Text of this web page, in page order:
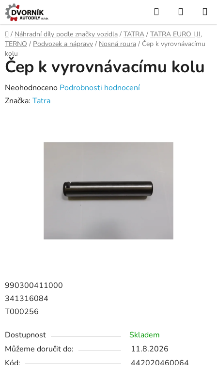
Přejít
na
obsah
Hledat
KOŠÍK
Domů
/ Náhradní díly podle značky vozidla / TATRA / TATRA EURO I,II,
TERNO / Podvozek a nápravy / Nosná roura / Čep k vyrovnávacímu
kolu
990300411000
341316084
T000256
Dostupnost
Skladem
Můžeme doručit do:
11.8.2026
Čep k vyrovnávacímu kolu
Průměrné
hodnocení
Neohodnoceno Podrobnosti hodnocení
Značka: Tatra